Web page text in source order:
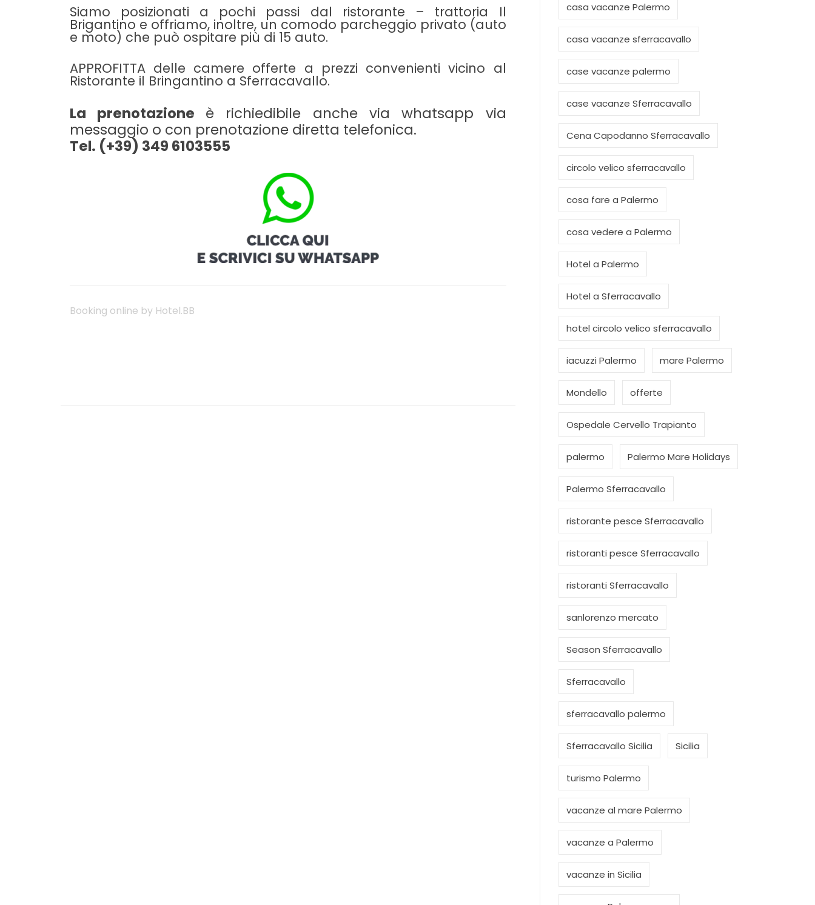
Siamo posizionati a pochi passi dal ristorante – trattoria Il
Brigantino e offriamo, inoltre, un comodo parcheggio privato (auto
e moto) che può ospitare più di 15 auto.
APPROFITTA delle camere offerte a prezzi convenienti vicino al
Ristorante il Bringantino a Sferracavallo.
La prenotazione è richiedibile anche via whatsapp via
messaggio o con prenotazione diretta telefonica.
Tel. (+39) 349 6103555
Booking online by Hotel.BB
casa vacanze Palermo
casa vacanze sferracavallo
case vacanze palermo
case vacanze Sferracavallo
Cena Capodanno Sferracavallo
circolo velico sferracavallo
cosa fare a Palermo
cosa vedere a Palermo
Hotel a Palermo
Hotel a Sferracavallo
hotel circolo velico sferracavallo
iacuzzi Palermo mare Palermo
Mondello offerte
Ospedale Cervello Trapianto
palermo Palermo Mare Holidays
Palermo Sferracavallo
ristorante pesce Sferracavallo
ristoranti pesce Sferracavallo
ristoranti Sferracavallo
sanlorenzo mercato
Season Sferracavallo
Sferracavallo
sferracavallo palermo
Sferracavallo Sicilia Sicilia
turismo Palermo
vacanze al mare Palermo
vacanze a Palermo
vacanze in Sicilia